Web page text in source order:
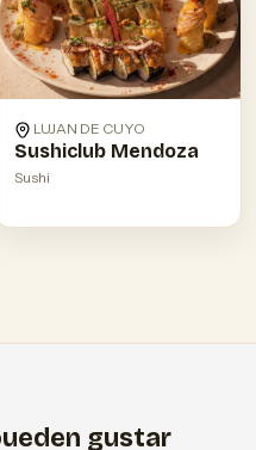
LUJAN DE CUYO
Sushiclub Mendoza
Sushi
gustar